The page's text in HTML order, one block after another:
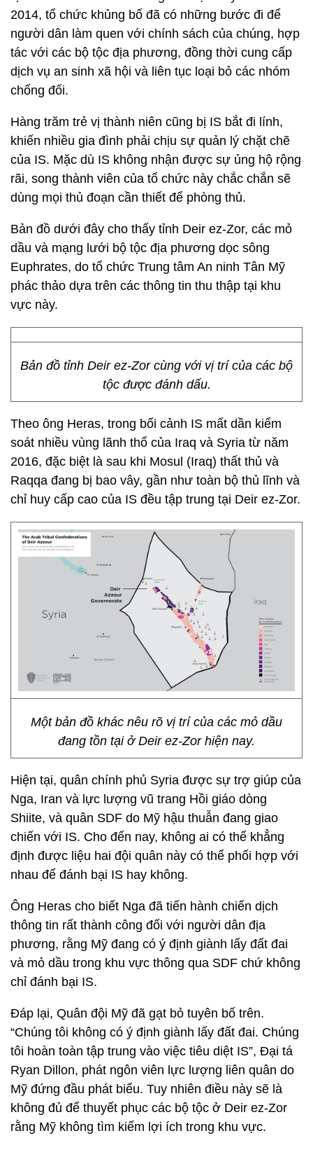
2014, tổ chức khủng bố đã có những bước đi để
người dân làm quen với chính sách của chúng, hợp
tác với các bộ tộc địa phương, đồng thời cung cấp
dịch vụ an sinh xã hội và liên tục loại bỏ các nhóm
chống đối.
Hàng trăm trẻ vị thành niên cũng bị IS bắt đi lính,
khiến nhiều gia đình phải chịu sự quản lý chặt chẽ
của IS. Mặc dù IS không nhận được sự ủng hộ rộng
rãi, song thành viên của tổ chức này chắc chắn sẽ
dùng mọi thủ đoạn cần thiết để phòng thủ.
Bản đồ dưới đây cho thấy tỉnh Deir ez-Zor, các mỏ
dầu và mạng lưới bộ tộc địa phương dọc sông
Euphrates, do tổ chức Trung tâm An ninh Tân Mỹ
phác thảo dựa trên các thông tin thu thập tại khu
vực này.
Bản đồ tỉnh Deir ez-Zor cùng với vị trí của các bộ
tộc được đánh dấu.
Theo ông Heras, trong bối cảnh IS mất dần kiểm
soát nhiều vùng lãnh thổ của Iraq và Syria từ năm
2016, đặc biệt là sau khi Mosul (Iraq) thất thủ và
Raqqa đang bị bao vây, gần như toàn bộ thủ lĩnh và
chỉ huy cấp cao của IS đều tập trung tại Deir ez-Zor.
Một bản đồ khác nêu rõ vị trí của các mỏ dầu
đang tồn tại ở Deir ez-Zor hiện nay.
Hiện tại, quân chính phủ Syria được sự trợ giúp của
Nga, Iran và lực lượng vũ trang Hồi giáo dòng
Shiite, và quân SDF do Mỹ hậu thuẫn đang giao
chiến với IS. Cho đến nay, không ai có thể khẳng
định được liệu hai đội quân này có thể phối hợp với
nhau để đánh bại IS hay không.
Ông Heras cho biết Nga đã tiến hành chiến dịch
thông tin rất thành công đối với người dân địa
phương, rằng Mỹ đang có ý định giành lấy đất đai
và mỏ dầu trong khu vực thông qua SDF chứ không
chỉ đánh bại IS.
Đáp lại, Quân đội Mỹ đã gạt bỏ tuyên bố trên.
“Chúng tôi không có ý định giành lấy đất đai. Chúng
tôi hoàn toàn tập trung vào việc tiêu diệt IS”, Đại tá
Ryan Dillon, phát ngôn viên lực lượng liên quân do
Mỹ đứng đầu phát biểu. Tuy nhiên điều này sẽ là
không đủ để thuyết phục các bộ tộc ở Deir ez-Zor
rằng Mỹ không tìm kiếm lợi ích trong khu vực.